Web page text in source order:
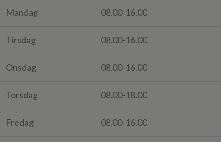
Mandag 08.00-16.00
Tirsdag 08.00-16.00
Onsdag 08.00-16.00
Torsdag 08.00-18.00
Fredag 08.00-16.00